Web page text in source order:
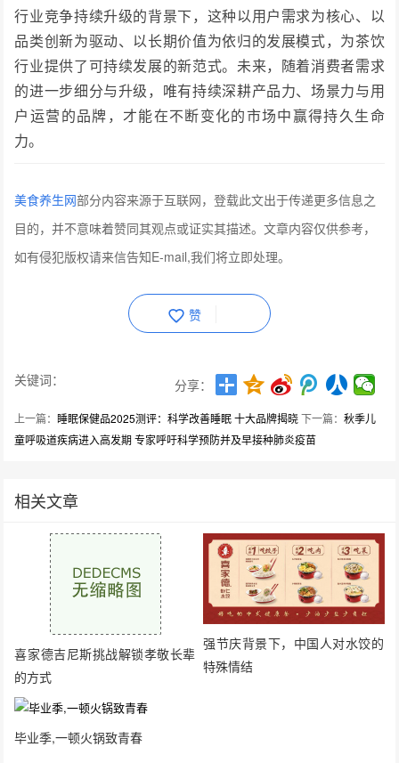
行业竞争持续升级的背景下，这种以用户需求为核心、以
品类创新为驱动、以长期价值为依归的发展模式，为茶饮
行业提供了可持续发展的新范式。未来，随着消费者需求
的进一步细分与升级，唯有持续深耕产品力、场景力与用
户运营的品牌，才能在不断变化的市场中赢得持久生命
力。
美食养生网部分内容来源于互联网，登载此文出于传递更多信息之
目的，并不意味着赞同其观点或证实其描述。文章内容仅供参考，
如有侵犯版权请来信告知E-mail,我们将立即处理。
赞
关键词： 分享：
上一篇：睡眠保健品2025测评：科学改善睡眠 十大品牌揭晓下一篇：秋季儿
童呼吸道疾病进入高发期 专家呼吁科学预防并及早接种肺炎疫苗
相关文章
喜家德吉尼斯挑战解锁孝敬长辈
的方式
强节庆背景下，中国人对水饺的
特殊情结
毕业季,一顿火锅致青春